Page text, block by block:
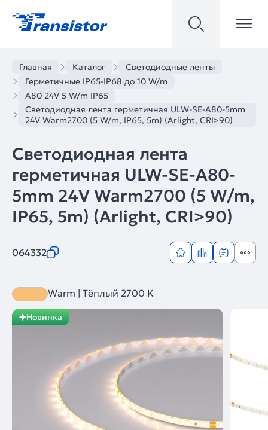
Главная Каталог
Светодиодные ленты
Герметичные IP65-IP68 до 10 W/m
A80 24V 5 W/m IP65
Светодиодная лента герметичная ULW-SE-A80-5mm
24V Warm2700 (5 W/m, IP65, 5m) (Arlight, CRI>90)
Светодиодная лента
герметичная ULW-SE-A80-
5mm 24V Warm2700 (5 W/m,
IP65, 5m) (Arlight, CRI>90)
064332
Warm | Тёплый 2700 K
Новинка